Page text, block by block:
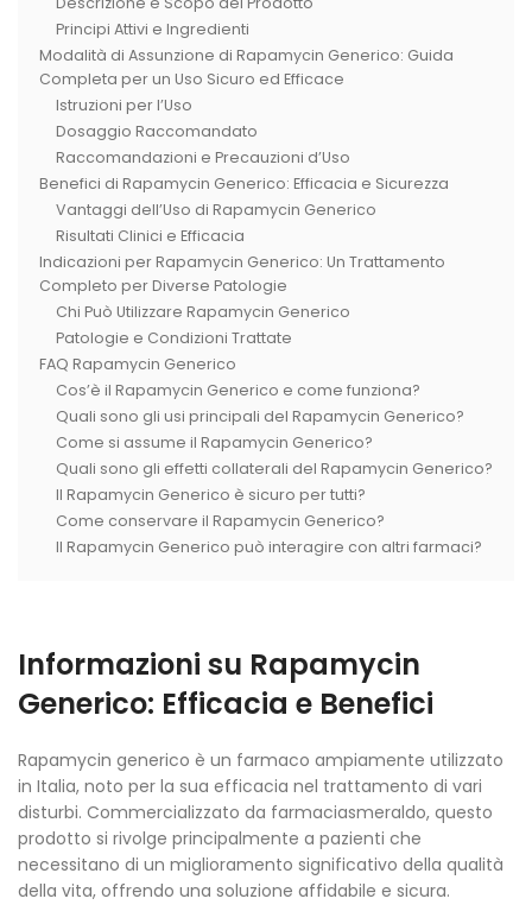
Principi Attivi e Ingredienti
Modalità di Assunzione di Rapamycin Generico: Guida
Completa per un Uso Sicuro ed Efficace
Istruzioni per l’Uso
Dosaggio Raccomandato
Raccomandazioni e Precauzioni d’Uso
Benefici di Rapamycin Generico: Efficacia e Sicurezza
Vantaggi dell’Uso di Rapamycin Generico
Risultati Clinici e Efficacia
Indicazioni per Rapamycin Generico: Un Trattamento
Completo per Diverse Patologie
Chi Può Utilizzare Rapamycin Generico
Patologie e Condizioni Trattate
FAQ Rapamycin Generico
Cos’è il Rapamycin Generico e come funziona?
Quali sono gli usi principali del Rapamycin Generico?
Come si assume il Rapamycin Generico?
Quali sono gli effetti collaterali del Rapamycin Generico?
Il Rapamycin Generico è sicuro per tutti?
Come conservare il Rapamycin Generico?
Il Rapamycin Generico può interagire con altri farmaci?
Informazioni su Rapamycin
Generico: Efficacia e Benefici
Rapamycin generico è un farmaco ampiamente utilizzato
in Italia, noto per la sua efficacia nel trattamento di vari
disturbi. Commercializzato da farmaciasmeraldo, questo
prodotto si rivolge principalmente a pazienti che
necessitano di un miglioramento significativo della qualità
della vita, offrendo una soluzione affidabile e sicura.